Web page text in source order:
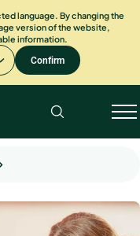
language. By changing the
version of the website,
information.
Confirm